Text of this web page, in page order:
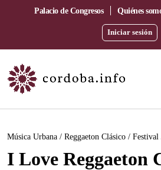
Palacio de Congresos Quiénes
Iniciar sesión
Este evento ha pasado.
Música Urbana / Reggaeton Clásico /
I Love Reggaeton